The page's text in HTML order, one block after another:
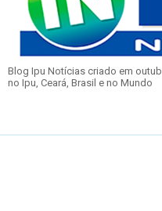
Blog Ipu Notícias criado em
no Ipu, Ceará, Brasil e no Mundo